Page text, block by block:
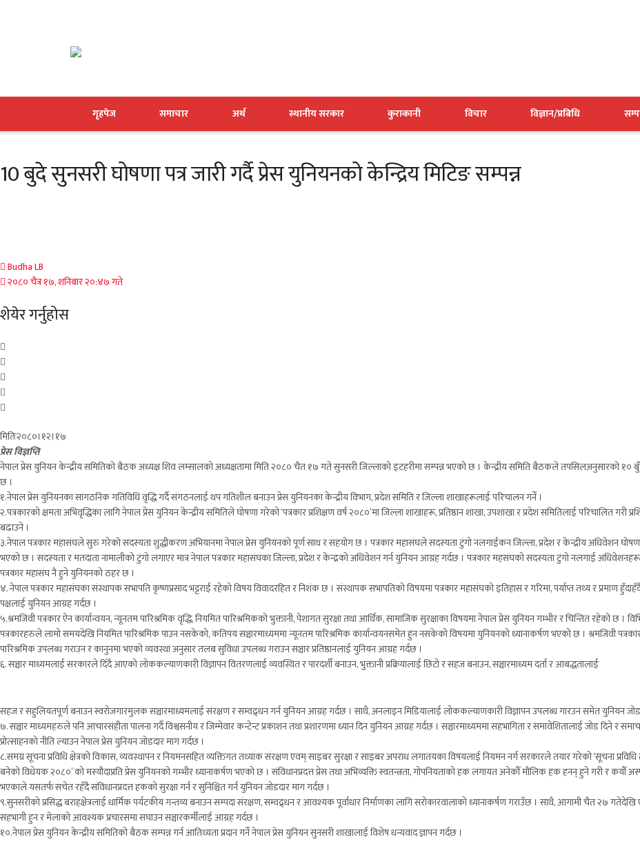
गृहपेज समाचार अर्थ स्थानीय सरकार कुराकानी विचार विज्ञान/प्रबिधि
10 बुदे सुनसरी घोषणा पत्र जारी गर्दै प्रेस युनियनको केन्द्रिय मिटिङ सम्पन्न
Budha LB
२०८० चैत्र १७, शनिबार २०:४७ गते
शेयेर गर्नुहोस
मितिः२०८०।१२।१७
प्रेस विज्ञप्ति
नेपाल प्रेस युनियन केन्द्रीय समितिको बैठक अध्यक्ष शिव लम्सालको अध्यक्षतामा मिति २०८० चैत १७ गते सुनसरी जिल्लाको इटहरीमा सम्पन्न भएको छ । केन्द्रीय समिति बैठकले तपसिलअनुसारको १०
छ ।
१.नेपाल प्रेस युनियनका सांगठनिक गतिविधि वृद्धि गर्दै संगठनलाई थप गतिशील बनाउन प्रेस युनियनका केन्द्रीय विभाग, प्रदेश समिति र जिल्ला शाखाहरूलाई परिचालन गर्ने ।
२.पत्रकारको क्षमता अभिवृद्धिका लागि नेपाल प्रेस युनियन केन्द्रीय समितिले घोषणा गरेको ‘पत्रकार प्रशिक्षण वर्ष २०८०’मा जिल्ला शाखाहरू, प्रतिष्ठान शाखा, उपशाखा र प्रदेश समितिलाई परिचालित गरी
बढाउने ।
३.नेपाल पत्रकार महासंघले सुरु गरेको सदस्यता शुद्धीकरण अभियानमा नेपाल प्रेस युनियनको पूर्ण साथ र सहयोग छ । पत्रकार महासंघले सदस्यता टुंगो नलगाईकन जिल्ला, प्रदेश र केन्द्रीय अधिवेशन
भएको छ । सदस्यता र मतदाता नामालीको टुंगो लगाएर मात्र नेपाल पत्रकार महासंघका जिल्ला, प्रदेश र केन्द्रको अधिवेशन गर्न युनियन आग्रह गर्दछ । पत्रकार महसंघको सदस्यता टुंगो नलगाई अधिवेशनहरू
पत्रकार महासंघ नै हुने युनियनको ठहर छ ।
४. नेपाल पत्रकार महासंघका संस्थापक सभापति कृष्णप्रसाद भट्टराई रहेको विषय विवादरहित र निशंक छ । संस्थापक सभापतिको विषयमा पत्रकार महासंघको इतिहास र गरिमा, पर्याप्त तथ्य र प्रमाण
पक्षलाई युनियन आग्रह गर्दछ ।
५.श्रमजिवी पत्रकार ऐन कार्यान्वयन, न्यूनतम पारिश्रमिक वृद्धि, नियमित पारिश्रमिकको भुक्तानी, पेशागत सुरक्षा तथा आर्थिक, सामाजिक सुरक्षाका विषयमा नेपाल प्रेस युनियन गम्भीर र चिन्तित रहेको छ ।
पत्रकारहरुले लामो समयदेखि नियमित पारिश्रमिक पाउन नसकेको, कतिपय सञ्चारमाध्यममा न्यूनतम पारिश्रमिक कार्यान्वयनसमेत हुन नसकेको विषयमा युनियनको ध्यानाकर्षण भएको छ । श्रमजिवी पत्रकार
पारिश्रमिक उपलब्ध गराउन र कानुनमा भएको व्यवस्था अनुसार तलब सुविधा उपलब्ध गराउन सञ्चार प्रतिष्ठानलाई युनियन आग्रह गर्दछ ।
६. सञ्चार माध्यमलाई सरकारले दिँदै आएको लोककल्याणकारी विज्ञापन वितरणलाई व्यवस्थित र पारदर्शी बनाउन, भुक्तानी प्रक्रियालाई छिटो र सहज बनाउन, सञ्चारमाध्यम दर्ता र आबद्धतालाई
सहज र सहुलियतपूर्ण बनाउन स्वरोजगारमुलक सञ्चारमाध्यमलाई संरक्षण र सम्वद्र्धन गर्न युनियन आग्रह गर्दछ । साथै, अनलाइन मिडियालाई लोककल्याणकारी विज्ञापन उपलब्ध गारउन समेत युनियन
७. सञ्चार माध्यमहरुले पनि आचारसंहीता पालना गर्दै विश्वसनीय र जिम्मेवार कन्टेन्ट प्रकाशन तथा प्रशारणमा ध्यान दिन युनियन आग्रह गर्दछ । सञ्चारमाध्यममा सहभागिता र समावेशितालाई जोड दिने र
प्रोत्साहनको नीति ल्याउन नेपाल प्रेस युनियन जोडदार माग गर्दछ ।
८.समग्र सूचना प्रविधि क्षेत्रको विकास, व्यवस्थापन र नियमनसहित व्यक्तिगत तथ्यांक संरक्षण एवम् साइबर सुरक्षा र साइबर अपराध लगातयका विषयलाई नियमन नर्ग सरकारले तयार गरेको ‘सूचना प्रविधि
बनेको विधेयक २०८०’ को मस्यौदाप्रति प्रेस युनियनको गम्भीर ध्यानाकर्षण भएको छ । संविधानप्रदत्त प्रेस तथा अभिव्यक्ति स्वतन्त्रता, गोपनियताको हक लगायत अनेकौँ मौलिक हक हनन् हुने गरी र कयौँ
भएकाले यसतर्फ सचेत रहँदै संविधानप्रदत्त हकको सुरक्षा गर्न र सुनिश्चित गर्न युनियन जोडदार माग गर्दछ ।
९.सुनसरीको प्रसिद्ध बराहक्षेत्रलाई धार्मिक पर्यटकीय गन्तव्य बनाउन सम्पदा संरक्षण, सम्वद्र्धन र आवश्यक पूर्वाधार निर्माणका लागि सरोकारवालाको ध्यानाकर्षण गराउँछ । साथै, आगामी चैत २७
सहभागी हुन र मेलाको आवश्यक प्रचारसमा सघाउन सञ्चारकर्मीलाई आग्रह गर्दछ ।
१०.नेपाल प्रेस युनियन केन्द्रीय समितिको बैठक सम्पन्न गर्न आतिथ्यता प्रदान गर्ने नेपाल प्रेस युनियन सुनसरी शाखालाई विशेष धन्यवाद ज्ञापन गर्दछ ।